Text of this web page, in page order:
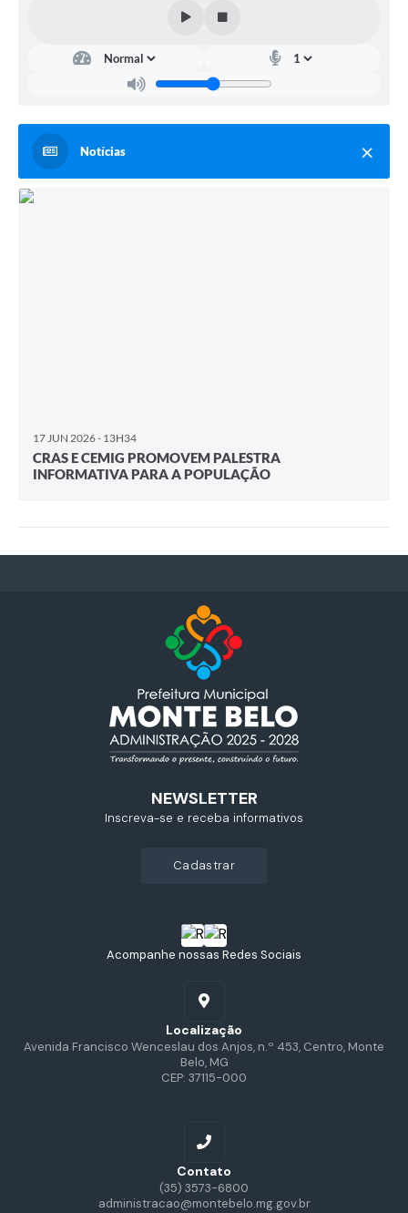
Notícias
17 JUN 2026 - 13H34
CRAS E CEMIG PROMOVEM PALESTRA
INFORMATIVA PARA A POPULAÇÃO
Acompanhe nossas Redes Sociais
Localização
Avenida Francisco Wenceslau dos Anjos, n.º 453, Centro, Monte
Belo, MG
CEP: 37115-000
Contato
(35) 3573-6800
administracao@montebelo.mg.gov.br
NEWSLETTER
Inscreva-se e receba informativos
cadastrar